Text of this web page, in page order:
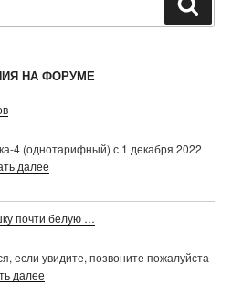
НА ФОРУМЕ
4 (однотарифный) с 1 декабря 2022
далее
почти белую …
если увидите, позвоните пожалуйста
далее